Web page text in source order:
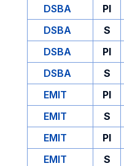
DSBA
PI
DSBA
S
DSBA
PI
DSBA
S
EMIT
PI
EMIT
S
EMIT
PI
EMIT
S